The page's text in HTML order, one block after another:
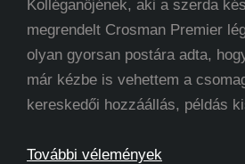
Kolléganőjének, aki a szerda
megrendelt Crosman Premier
olyan gyorsan postára adta,
már kézbe is vehettem a
kereskedői hozzáállás, példás
További vélemények